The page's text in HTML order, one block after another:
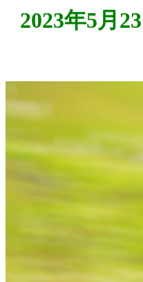
2023年5月